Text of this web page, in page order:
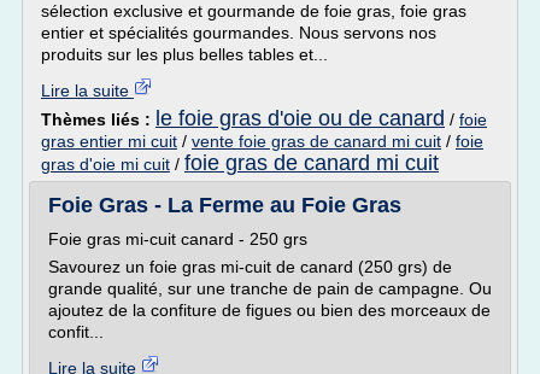
sélection exclusive et gourmande de foie gras, foie gras
entier et spécialités gourmandes. Nous servons nos
produits sur les plus belles tables et...
Lire la suite
Thèmes liés : le foie gras d'oie ou de canard / foie
gras entier mi cuit / vente foie gras de canard mi cuit / foie
gras d'oie mi cuit / foie gras de canard mi cuit
Foie Gras - La Ferme au Foie Gras
Foie gras mi-cuit canard - 250 grs
Savourez un foie gras mi-cuit de canard (250 grs) de
grande qualité, sur une tranche de pain de campagne. Ou
ajoutez de la confiture de figues ou bien des morceaux de
confit...
Lire la suite